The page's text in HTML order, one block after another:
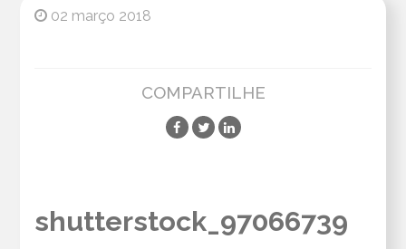
02 março 2018
COMPARTILHE
shutterstock_97066739